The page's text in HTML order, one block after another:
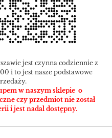
jest czynna codziennie z
i to jest nasze podstawowe
w naszym sklepie o
czy przedmiot nie został
i jest nadal dostępny.